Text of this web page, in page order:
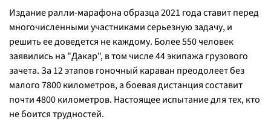
Издание ралли-марафона образца 2021 года ставит перед
многочисленными участниками серьезную задачу, и
решить ее доведется не каждому. Более 550 человек
заявились на "Дакар", в том числе 44 экипажа грузового
зачета. За 12 этапов гоночный караван преодолеет без
малого 7800 километров, а боевая дистанция составит
почти 4800 километров. Настоящее испытание для тех, кто
не боится трудностей.